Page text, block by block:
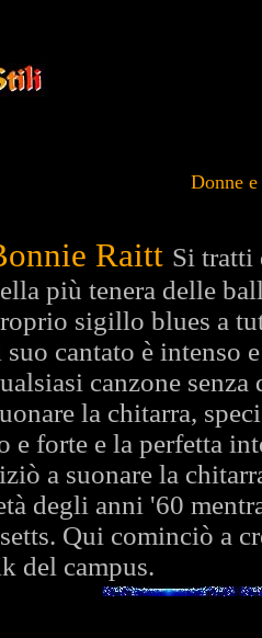
Donne
Raitt Si tratti
più tenera delle
sigillo blues a
suo cantato è intenso
canzone
la chitarra,
e forte e la perfetta
a suonare la
degli anni '60
Qui cominciò a
del campus.